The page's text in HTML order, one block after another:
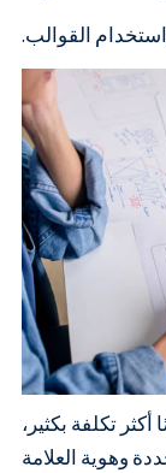
القوالب.
تكلفة بكثير،
وهوية العلامة